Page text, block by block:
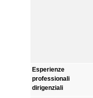
Esperienze
professionali
dirigenziali